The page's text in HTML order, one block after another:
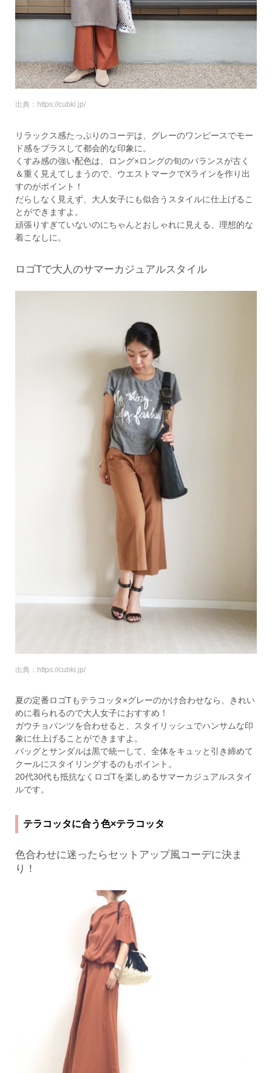
出典：https://cubki.jp/
リラックス感たっぷりのコーデは、グレーのワンピースでモー
ド感をプラスして都会的な印象に。
くすみ感の強い配色は、ロング×ロングの旬のバランスが古く
＆重く見えてしまうので、ウエストマークでXラインを作り出
すのがポイント！
だらしなく見えず、大人女子にも似合うスタイルに仕上げるこ
とができますよ。
頑張りすぎていないのにちゃんとおしゃれに見える、理想的な
着こなしに。
ロゴTで大人のサマーカジュアルスタイル
出典：https://cubki.jp/
夏の定番ロゴTもテラコッタ×グレーのかけ合わせなら、きれい
めに着られるので大人女子におすすめ！
ガウチョパンツを合わせると、スタイリッシュでハンサムな印
象に仕上げることができますよ。
バッグとサンダルは黒で統一して、全体をキュッと引き締めて
クールにスタイリングするのもポイント。
20代30代も抵抗なくロゴTを楽しめるサマーカジュアルスタイ
ルです。
テラコッタに合う色×テラコッタ
色合わせに迷ったらセットアップ風コーデに決ま
り！